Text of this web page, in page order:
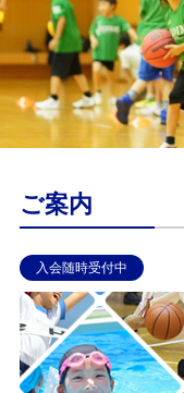
ご案内
2026.08.24 まで